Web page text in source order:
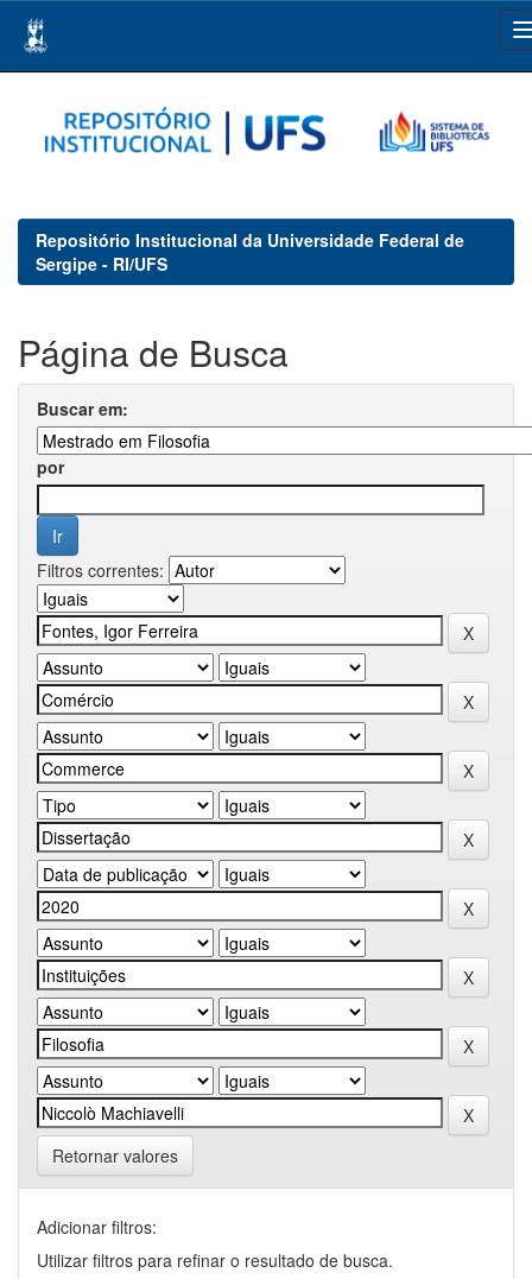
navigation
Repositório Institucional da Universidade Federal de
Sergipe - RI/UFS
Página de Busca
Buscar em:
por
Filtros correntes:
Retornar valores
Adicionar filtros:
Utilizar filtros para refinar o resultado de busca.